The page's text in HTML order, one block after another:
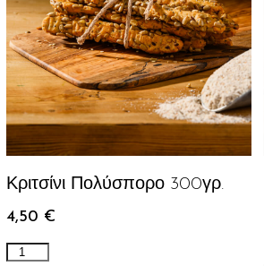
Κριτσίνι Πολύσπορο 300γρ.
4,50 €